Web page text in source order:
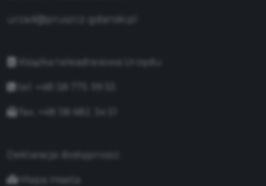
urzad@pruszcz-gdanski.pl
Książka teleadresowa Urzędu
Deklaracja dostępności
Mapa miasta